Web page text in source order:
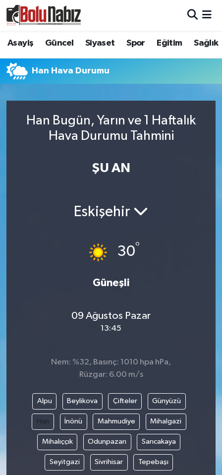
Asayiş Güncel Siyaset Spor Eğitim Sağlık
Han Hava Durumu
Han Bugün, Yarın ve 1 Haftalık
Hava Durumu Tahmini
ŞU AN
Eskişehir
30°
Güneşli
09 Ağustos Pazar
13:45
Nem: %32, Basınç: 1010 hpa hPa,
Rüzgar: 6.00 m/s
Alpu Beylikova Çifteler Günyüzü
Han İnönü Mahmudiye Mihalgazi
Mihalıççık Odunpazarı Sarıcakaya
Seyitgazi Sivrihisar Tepebaşı
Bolu Trafik Yoğunluk Haritası
Süper Lig Puan Durumu ve Fikstür